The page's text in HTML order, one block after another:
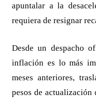
apuntalar a la
requiera de resignar
Desde un despacho
inflación es lo más
meses anteriores,
pesos de actualización